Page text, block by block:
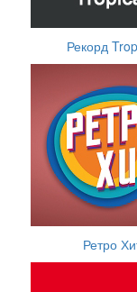
Рекорд
Ретро